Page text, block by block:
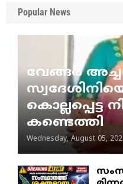
Popular News
വേങ്ങര
കൊല്ലപ്പെട്ട
കണ്ടെത്തി
Wednesday, August 05,